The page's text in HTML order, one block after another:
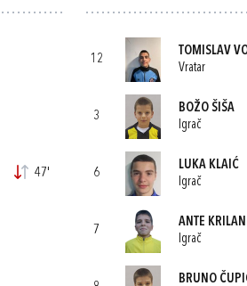
47'
12
TOMISLAV
Vratar
3
BOŽO ŠIŠA
Igrač
6
LUKA KLAIĆ
Igrač
7
ANTE
Igrač
BRUNO